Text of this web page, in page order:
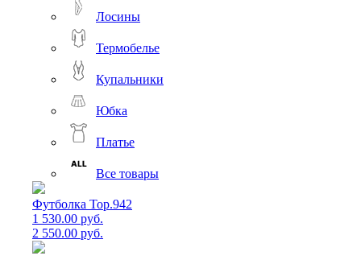
Лосины
Термобелье
Купальники
Юбка
Платье
Все товары
Футболка Top.942
1 530.00 руб.
2 550.00 руб.